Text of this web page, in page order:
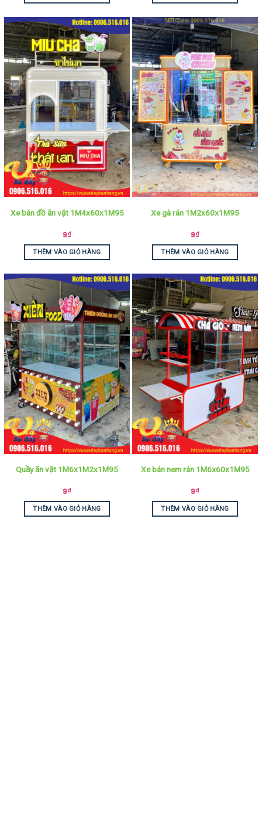
Xe bán đồ ăn vặt 1M4x60x1M95
9₫
THÊM VÀO GIỎ HÀNG
Xe gà rán 1M2x60x1M95
9₫
THÊM VÀO GIỎ HÀNG
Quầy ăn vặt 1M6x1M2x1M95
9₫
THÊM VÀO GIỎ HÀNG
Xe bán nem rán 1M6x60x1M95
9₫
THÊM VÀO GIỎ HÀNG